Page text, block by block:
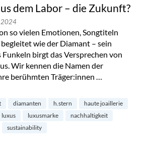
dem Labor – die Zukunft?
2024
so vielen Emotionen, Songtiteln
wie der Diamant – sein
birgt das Versprechen von
Wir kennen die Namen der
berühmten Träger:innen …
Labor – die Zukunft?“
diamanten h.stern
haute joaillerie
luxus luxusmarke
nachhaltigkeit
sustainability